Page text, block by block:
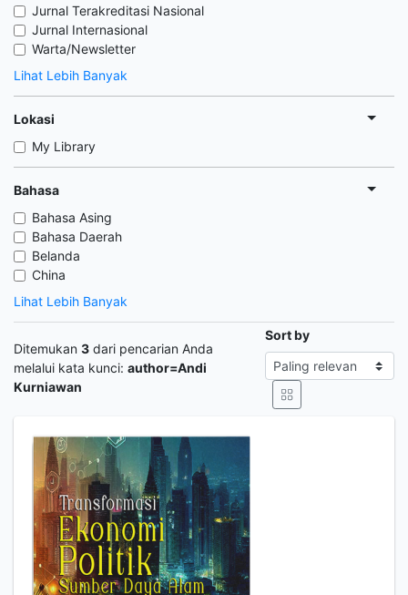
Jurnal Terakreditasi Nasional
Jurnal Internasional
Warta/Newsletter
Lihat Lebih Banyak
Lokasi
My Library
Bahasa
Bahasa Asing
Bahasa Daerah
Belanda
China
Lihat Lebih Banyak
Ditemukan 3 dari pencarian Anda
melalui kata kunci: author=Andi
Kurniawan
Sort by